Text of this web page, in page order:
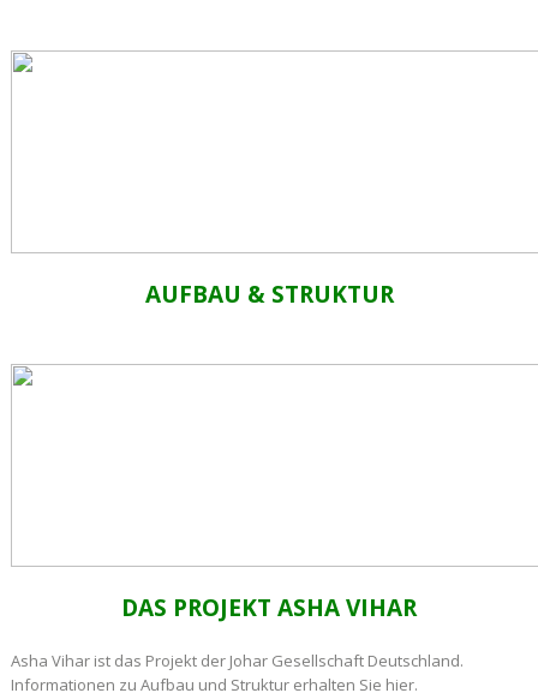
AUFBAU & STRUKTUR
DAS PROJEKT ASHA VIHAR
Asha Vihar ist das Projekt der Johar Gesellschaft Deutschland.
Informationen zu Aufbau und Struktur erhalten Sie hier.